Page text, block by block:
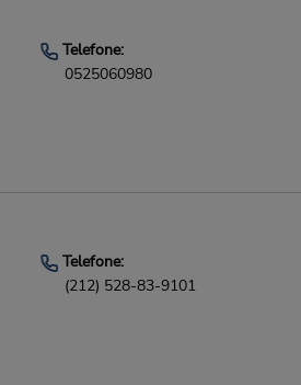
Telefone:
0525060980
Telefone:
(212) 528-83-9101